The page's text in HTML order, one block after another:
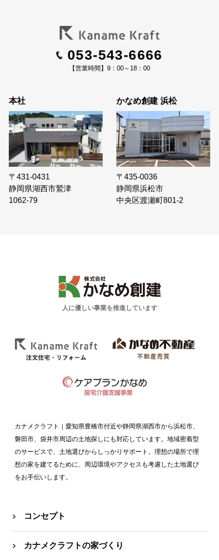
053-543-6666
【営業時間】9：00～18：00
本社
〒431-0431
静岡県湖西市鷲津
1062-79
かなめ創建 浜松
〒435-0036
静岡県浜松市
中央区渡瀬町801-2
人に優しい事業を推進しています
カナメクラフト ｜愛知県豊橋市付近や静岡県湖西市から浜松市、
磐田市、袋井市周辺の土地探しにも対応しています。地域密着型
のサービスで、土地選びからしっかりサポート。理想の場所で理
想の家を建てるために、周辺環境やアクセスも考慮した土地選び
をお手伝いします。
コンセプト
カナメクラフトの家づくり